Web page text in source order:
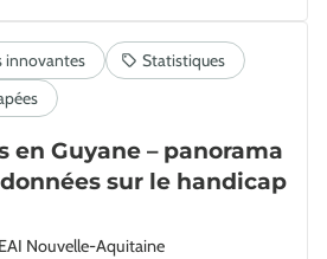
en Guyane – panorama
sur le handicap
Nouvelle-Aquitaine